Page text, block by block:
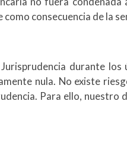
consecuencia de la
durante
nula. No existe
Para ello,